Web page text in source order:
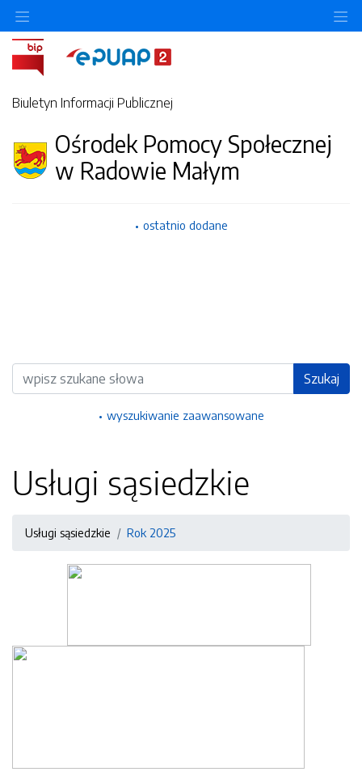
Biuletyn Informacji Publicznej
Ośrodek Pomocy Społecznej
w Radowie Małym
ostatnio dodane
Wyszukiwarka Szukaj
wyszukiwanie zaawansowane
Usługi sąsiedzkie
Usługi sąsiedzkie Rok 2025